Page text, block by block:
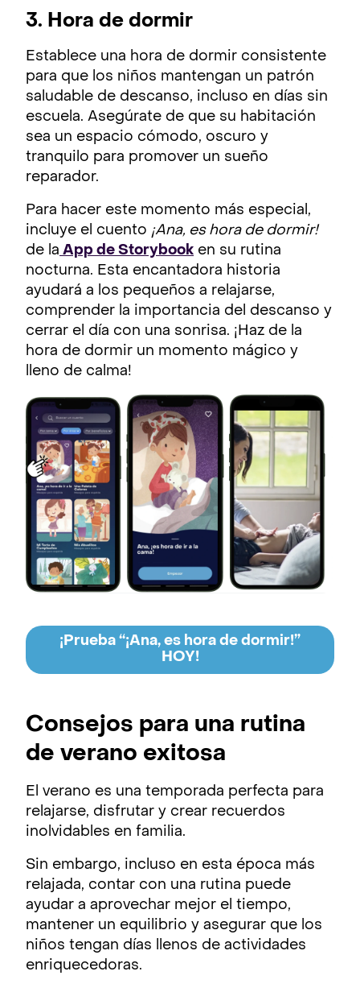
3. Hora de dormir
Establece una hora de dormir consistente
para que los niños mantengan un patrón
saludable de descanso, incluso en días sin
escuela. Asegúrate de que su habitación
sea un espacio cómodo, oscuro y
tranquilo para promover un sueño
reparador.
Para hacer este momento más especial,
incluye el cuento ¡Ana, es hora de dormir!
de la App de Storybook en su rutina
nocturna. Esta encantadora historia
ayudará a los pequeños a relajarse,
comprender la importancia del descanso y
cerrar el día con una sonrisa. ¡Haz de la
hora de dormir un momento mágico y
lleno de calma!
¡Prueba “¡Ana, es hora de dormir!”
HOY!
Consejos para una rutina
de verano exitosa
El verano es una temporada perfecta para
relajarse, disfrutar y crear recuerdos
inolvidables en familia.
Sin embargo, incluso en esta época más
relajada, contar con una rutina puede
ayudar a aprovechar mejor el tiempo,
mantener un equilibrio y asegurar que los
niños tengan días llenos de actividades
enriquecedoras.